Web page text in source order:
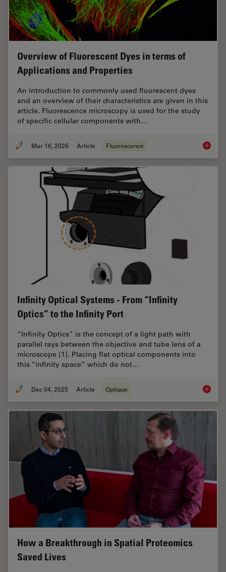
Overview of Fluorescent Dyes in terms of
Applications and Properties
An introduction to commonly used fluorescent dyes
and an overview of their characteristics are given in this
article. Fluorescence microscopy is used for the study
of specific cellular components with…
Mar 16, 2026 Article Fluorescence
Infinity Optical Systems - From “Infinity
Optics” to the Infinity Port
“Infinity Optics” is the concept of a light path with
parallel rays between the objective and tube lens of a
microscope [1]. Placing flat optical components into
this “infinity space” which do not…
Dec 04, 2025 Article Optique Infinity
How a Breakthrough in Spatial Proteomics
Saved Lives